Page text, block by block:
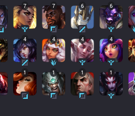
7 7 6 6
4 4 4 4
1 1 1 1